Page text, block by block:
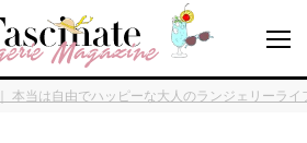
本当は自由でハッピーな大人のランジェリーライ